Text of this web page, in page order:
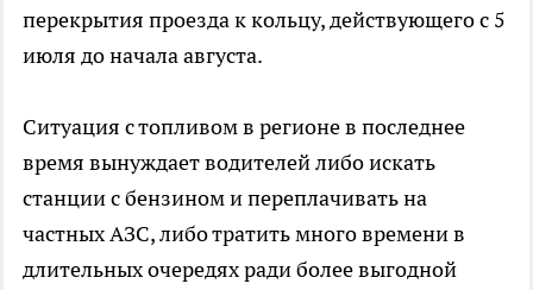
перекрытия проезда к кольцу, действующего с 5
июля до начала августа.
Ситуация с топливом в регионе в последнее
время вынуждает водителей либо искать
станции с бензином и переплачивать на
частных АЗС, либо тратить много времени в
длительных очередях ради более выгодной